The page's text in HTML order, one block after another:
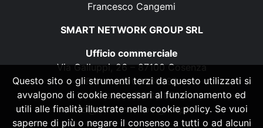
Francesco Cangemi
SMART NETWORK GROUP SRL
Ufficio commerciale
Via Galluppi, 26 – 87100 Cosenza
P. IVA 03500860782
N. iscrizione ROC 28794
info@smartnetworkgroup.it
Questo sito o gli strumenti terzi da questo utilizzati si
avvalgono di cookie necessari al funzionamento ed
utili alle finalità illustrate nella cookie policy. Se vuoi
saperne di più o negare il consenso a tutti o ad alcuni